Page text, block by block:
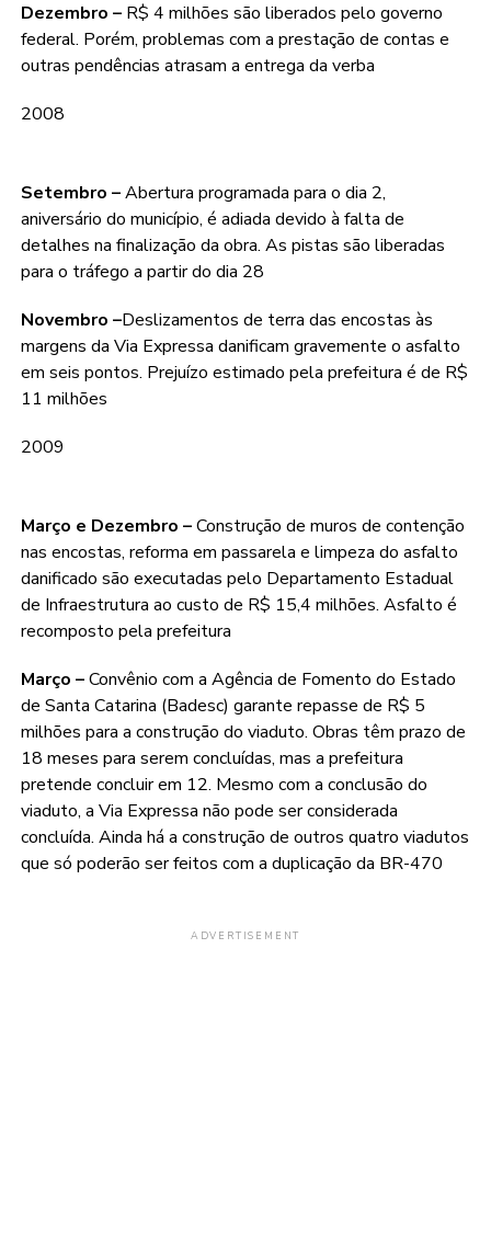
Dezembro –R$ 4 milhões são liberados pelo governo
federal. Porém, problemas com a prestação de contas e
outras pendências atrasam a entrega da verba
2008
Setembro –Abertura programada para o dia 2,
aniversário do município, é adiada devido à falta de
detalhes na finalização da obra. As pistas são liberadas
para o tráfego a partir do dia 28
Novembro –Deslizamentos de terra das encostas às
margens da Via Expressa danificam gravemente o asfalto
em seis pontos. Prejuízo estimado pela prefeitura é de R$
11 milhões
2009
Março e Dezembro –Construção de muros de contenção
nas encostas, reforma em passarela e limpeza do asfalto
danificado são executadas pelo Departamento Estadual
de Infraestrutura ao custo de R$ 15,4 milhões. Asfalto é
recomposto pela prefeitura
Março –Convênio com a Agência de Fomento do Estado
de Santa Catarina (Badesc) garante repasse de R$ 5
milhões para a construção do viaduto. Obras têm prazo de
18 meses para serem concluídas, mas a prefeitura
pretende concluir em 12. Mesmo com a conclusão do
viaduto, a Via Expressa não pode ser considerada
concluída. Ainda há a construção de outros quatro viadutos
que só poderão ser feitos com a duplicação da BR-470
ADVERTISEMENT